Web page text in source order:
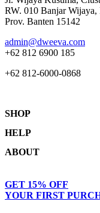
RW. 010 Banjar
Prov. Banten 15142
admin@dweeva.com
+62 812 6900 185
+62 812-6000-0868
SHOP
Collections
Women
Men
HELP
Terms & Conditions
ABOUT
Journal
Our Story
GET 15% OFF
YOUR FIRST